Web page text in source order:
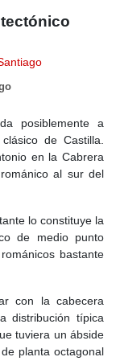
de Venturada
Marca Media
cristianos
ordenó la
de vigilancia
para garantizar la
en El Molar,
los pastores
en que cualquier
en Talamanca y
Venturada, por su
rural, un puesto
posiblemente a
de Castilla.
en la Cabrera
al sur del
lo constituye la
de medio punto
bastante
con la cabecera
distribución típica
tuviera un ábside
planta octagonal